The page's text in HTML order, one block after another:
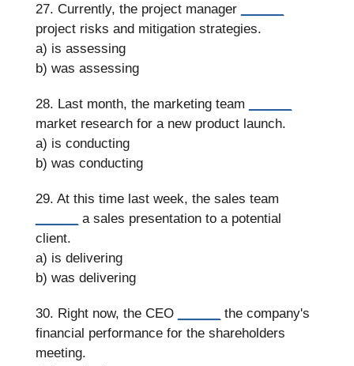
27. Currently, the project manager
project risks and mitigation strategies.
a) is assessing
b) was assessing
28. Last month, the marketing team
market research for a new product launch.
a) is conducting
b) was conducting
29. At this time last week, the sales team
a sales presentation to a potential
client.
a) is delivering
b) was delivering
30. Right now, the CEO
the company's
financial performance for the shareholders
meeting.